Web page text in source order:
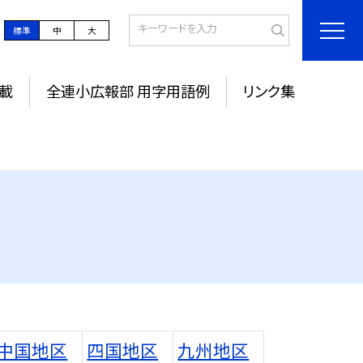
標準 中 大
全連小広報部 用字用語例 リンク集
国地区 四国地区 九州地区